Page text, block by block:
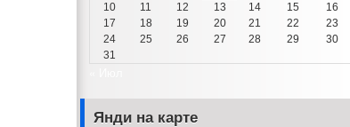
10
11 12 13 14 15
16
17
18 19 20 21 22
23
24
25 26 27 28 29
30
31
Янди на карте